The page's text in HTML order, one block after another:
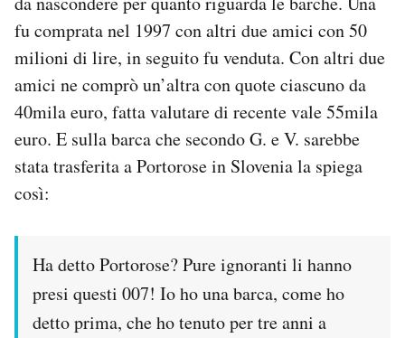
fu comprata nel 1997 con altri due amici con 50
milioni di lire, in seguito fu venduta. Con altri due
amici ne comprò un’altra con quote ciascuno da
40mila euro, fatta valutare di recente vale 55mila
euro. E sulla barca che secondo G. e V. sarebbe
stata trasferita a Portorose in Slovenia la spiega
così:
Ha detto Portorose? Pure ignoranti li hanno
presi questi 007! Io ho una barca, come ho
detto prima, che ho tenuto per tre anni a